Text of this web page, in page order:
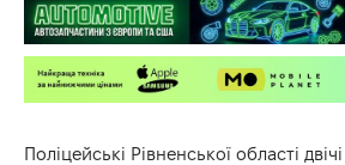
Поліцейські Рівненської області